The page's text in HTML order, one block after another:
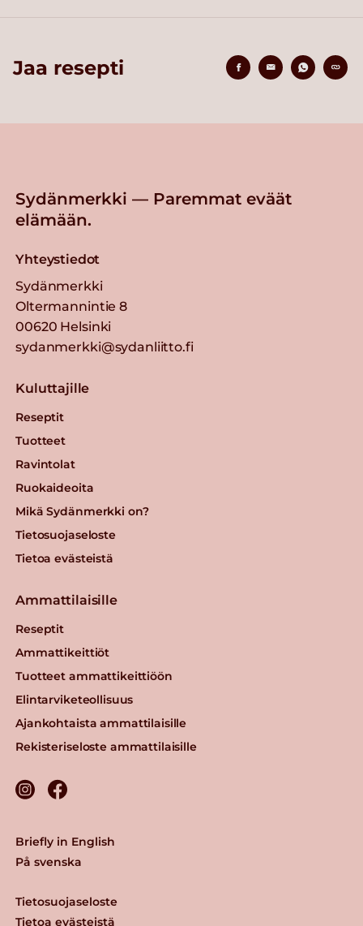
Jaa resepti
Sydänmerkki — Paremmat eväät
elämään.
Yhteystiedot
Sydänmerkki
Oltermannintie 8
00620 Helsinki
sydanmerkki@sydanliitto.fi
Kuluttajille
Reseptit
Tuotteet
Ravintolat
Ruokaideoita
Mikä Sydänmerkki on?
Tietosuojaseloste
Tietoa evästeistä
Ammattilaisille
Reseptit
Ammattikeittiöt
Tuotteet ammattikeittiöön
Elintarviketeollisuus
Ajankohtaista ammattilaisille
Rekisteriseloste ammattilaisille
Tietosuojaseloste
Tietoa evästeistä
Briefly in English
På svenska